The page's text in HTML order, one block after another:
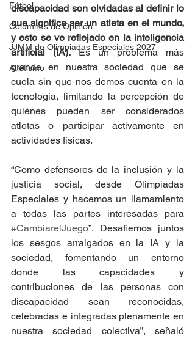
Fútbol
Columnas de Opinión
JJMM de Olimpiadas Especiales 2027
Atletismo
discapacidad son olvidadas al definir lo
que significa ser un atleta en el mundo,
y esto se ve reflejado en la inteligencia
artificial (IA). Es un problema más
grande en nuestra sociedad que se
cuela sin que nos demos cuenta en la
tecnología, limitando la percepción de
quiénes pueden ser considerados
atletas o participar activamente en
actividades físicas.
“Como defensores de la inclusión y la
justicia social, desde Olimpiadas
Especiales y hacemos un llamamiento
#CambiarelJuego”. Desafiemos juntos
los sesgos arraigados en la IA y la
sociedad, fomentando un entorno
donde las capacidades y
contribuciones de las personas con
discapacidad sean reconocidas,
celebradas e integradas plenamente en
nuestra sociedad colectiva”, señaló